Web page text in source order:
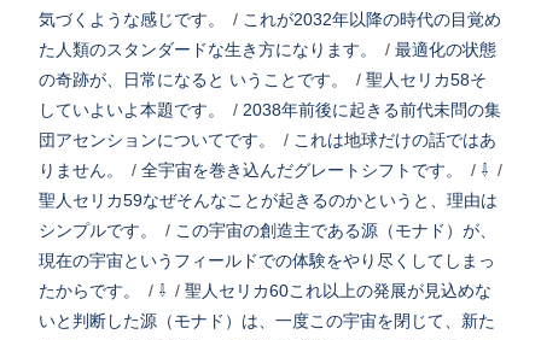
気づくような感じです。 / これが2032年以降の時代の目覚め
た人類のスタンダードな生き方になります。
/ 最適化の状態
の奇跡が、日常になると いうことです。
/ 聖人セリカ58そ
していよいよ本題です。
/ 2038年前後に起きる前代未問の集
団アセンションについてです。
/ これは地球だけの話ではあ
りません。
/ 全宇宙を巻き込んだグレートシフトです。 / ⇩ /
聖人セリカ59なぜそんなことが起きるのかというと、理由は
シンプルです。
/ この宇宙の創造主である源（モナド）が、
現在の宇宙というフィールドでの体験をやり尽くしてしまっ
たからです。
/ ⇩ / 聖人セリカ60これ以上の発展が見込めな
いと判断した源（モナド）は、一度この宇宙を閉じて、新た